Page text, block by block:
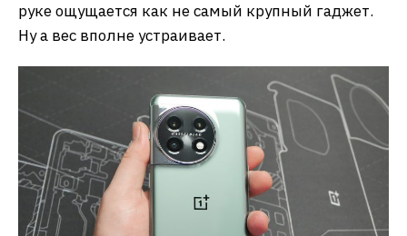
руке ощущается как не самый крупный гаджет.
Ну а вес вполне устраивает.